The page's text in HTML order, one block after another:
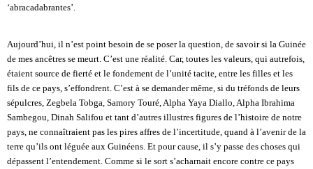
‘abracadabrantes’.
Aujourd’hui, il n’est point besoin de se poser la question, de savoir si la Guinée
de mes ancêtres se meurt. C’est une réalité. Car, toutes les valeurs, qui autrefois,
étaient source de fierté et le fondement de l’unité tacite, entre les filles et les
fils de ce pays, s’effondrent. C’est à se demander même, si du tréfonds de leurs
sépulcres, Zegbela Tobga, Samory Touré, Alpha Yaya Diallo, Alpha Ibrahima
Sambegou, Dinah Salifou et tant d’autres illustres figures de l’histoire de notre
pays, ne connaîtraient pas les pires affres de l’incertitude, quand à l’avenir de la
terre qu’ils ont léguée aux Guinéens. Et pour cause, il s’y passe des choses qui
dépassent l’entendement. Comme si le sort s’acharnait encore contre ce pays